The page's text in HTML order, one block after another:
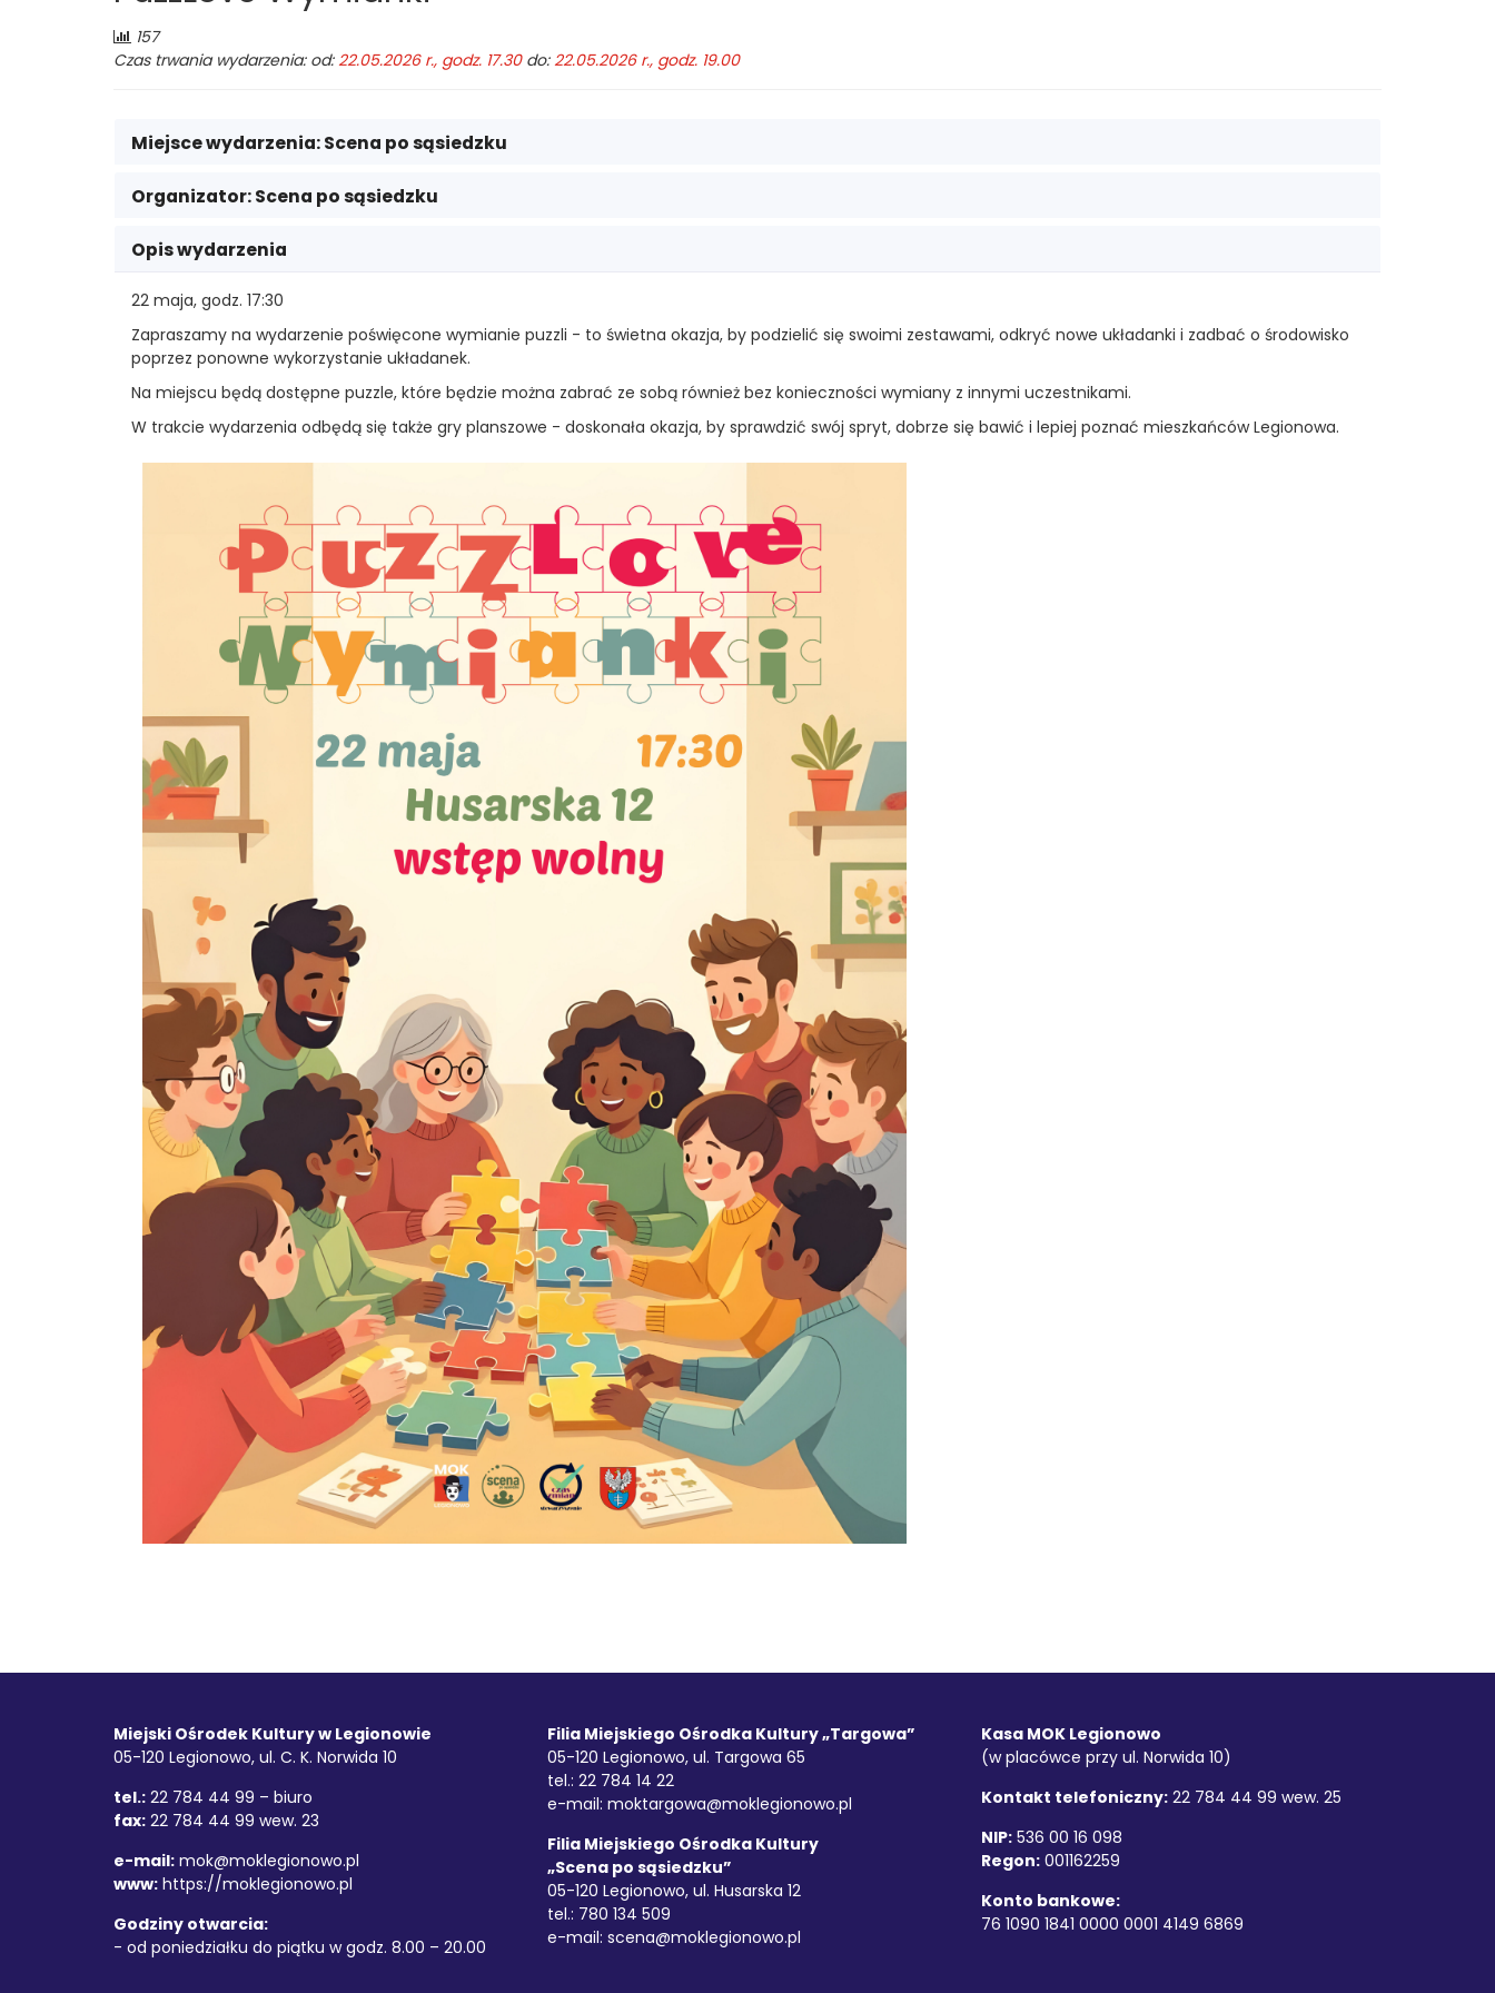
Chaplina
Legionowie
Liczba
odwiedzających:
157
Czas trwania wydarzenia: od:22.05.2026 r., godz. 17.30do:22.05.2026 r., godz. 19.00
Miejsce wydarzenia:Scena po sąsiedzku
Organizator:Scena po sąsiedzku
Opis wydarzenia
22 maja, godz. 17:30
Zapraszamy na wydarzenie poświęcone wymianie puzzli - to świetna okazja, by podzielić się swoimi zestawami, odkryć nowe układanki i zadbać o środowisko
poprzez ponowne wykorzystanie układanek.
Na miejscu będą dostępne puzzle, które będzie można zabrać ze sobą również bez konieczności wymiany z innymi uczestnikami.
W trakcie wydarzenia odbędą się także gry planszowe - doskonała okazja, by sprawdzić swój spryt, dobrze się bawić i lepiej poznać mieszkańców Legionowa.
Stopka
Adres
Miejski Ośrodek Kultury w Legionowie
05-120 Legionowo, ul. C. K. Norwida 10
tel.: 22 784 44 99 – biuro
fax: 22 784 44 99 wew. 23
e-mail: mok@moklegionowo.pl
www: https://moklegionowo.pl
Godziny otwarcia:
- od poniedziałku do piątku w godz. 8.00 – 20.00
Filia Miejskiego Ośrodka Kultury „Targowa”
05-120 Legionowo, ul. Targowa 65
tel.: 22 784 14 22
e-mail: moktargowa@moklegionowo.pl
Filia Miejskiego Ośrodka Kultury
„Scena po sąsiedzku”
05-120 Legionowo, ul. Husarska 12
tel.: 780 134 509
e-mail: scena@moklegionowo.pl
Kasa MOK Legionowo
(w placówce przy ul. Norwida 10)
Kontakt telefoniczny: 22 784 44 99 wew. 25
NIP: 536 00 16 098
Regon: 001162259
Konto bankowe:
76 1090 1841 0000 0001 4149 6869